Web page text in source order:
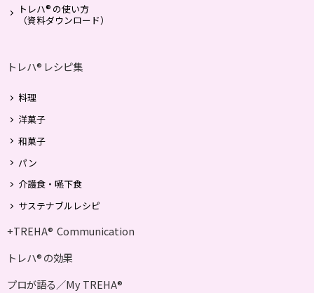
トレハ® の使い方
（資料ダウンロード）
トレハ® レシピ集
料理
洋菓子
和菓子
パン
介護食・嚥下食
サステナブルレシピ
+TREHA® Communication
トレハ® の効果
プロが語る／My TREHA®